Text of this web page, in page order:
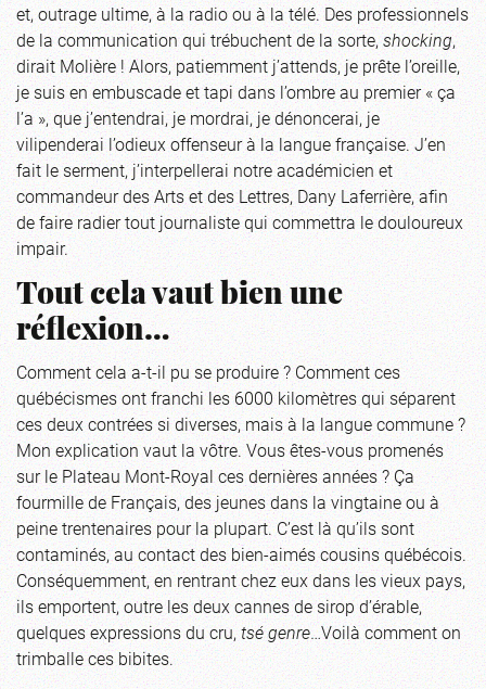
et, outrage ultime, à la radio ou à la télé. Des professionnels
de la communication qui trébuchent de la sorte,shocking,
dirait Molière ! Alors, patiemment j’attends, je prête l’oreille,
je suis en embuscade et tapi dans l’ombre au premier « ça
l’a », que j’entendrai, je mordrai, je dénoncerai, je
vilipenderai l’odieux offenseur à la langue française. J’en
fait le serment, j’interpellerai notre académicien et
commandeur des Arts et des Lettres, Dany Laferrière, afin
de faire radier tout journaliste qui commettra le douloureux
impair.
Tout cela vaut bien une
réflexion…
Comment cela a-t-il pu se produire ? Comment ces
québécismes ont franchi les 6000 kilomètres qui séparent
ces deux contrées si diverses, mais à la langue commune ?
Mon explication vaut la vôtre. Vous êtes-vous promenés
sur le Plateau Mont-Royal ces dernières années ? Ça
fourmille de Français, des jeunes dans la vingtaine ou à
peine trentenaires pour la plupart. C’est là qu’ils sont
contaminés, au contact des bien-aimés cousins québécois.
Conséquemment, en rentrant chez eux dans les vieux pays,
ils emportent, outre les deux cannes de sirop d’érable,
quelques expressions du cru, tsé genre…Voilà comment on
trimballe ces bibites.